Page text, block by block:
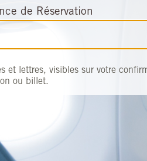
de Réservation
et lettres, visibles sur votre
ou billet.